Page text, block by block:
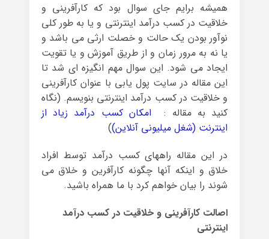
همیشه برایم جای سوال بود که کارآفرینی و
خلاقیت در کسب درآمد اینترنتی و یا به طور کلی
نوآور بودن یک حالت و خصلت ارثی می باشد و
یا نه به مرور زمان و از طریق آموزش و یا تقویت
ایجاد می شود. این سوال مهم انگیزه ای شد تا
این مقاله در سایت پول یابی با عنوان کارآفرینی
و خلاقیت در کسب درآمد اینترنتی بنویسم. (نگاه
کنید به مقاله : امکان کسب درآمد زیاد از
اینترنت (شغل میلیونی آنلاین))
در این مقاله راههای کسب درآمد توسط افراد
خلاق و اینکه آنها چگونه کارآفرین و خلاق می
شوند را بیان خواهم کرد با ما همراه باشید.
اصالت کارآفرینی و خلاقیت در کسب درآمد
اینترنتی